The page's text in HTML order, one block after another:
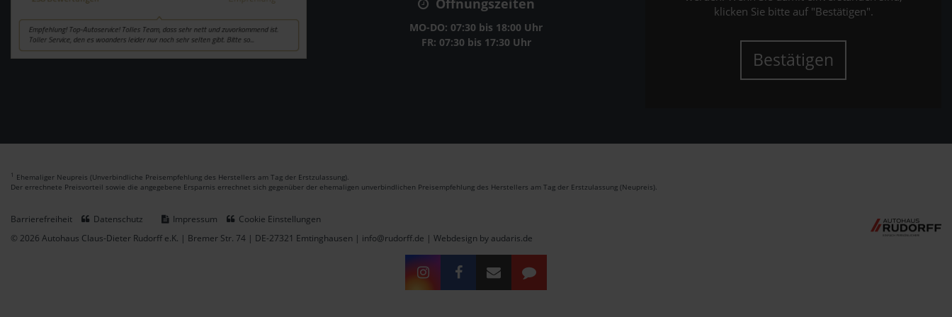
Öffnungszeiten
MO-DO: 07:30 bis 18:00 Uhr
FR: 07:30 bis 17:30 Uhr
klicken Sie bitte auf "Bestätigen".
Bestätigen
1 Ehemaliger Neupreis (Unverbindliche Preisempfehlung des Herstellers am Tag der Erstzulassung).
Der errechnete Preisvorteil sowie die angegebene Ersparnis errechnet sich gegenüber der ehemaligen unverbindlichen Preisempfehlung des Herstellers am Tag der Erstzulassung (Neupreis).
Barrierefreiheit Datenschutz Impressum
Cookie Einstellungen
© 2026 Autohaus Claus-Dieter Rudorff e.K. | Bremer Str. 74 | DE-27321 Emtinghausen | info@rudorff.de | Webdesign by audaris.de